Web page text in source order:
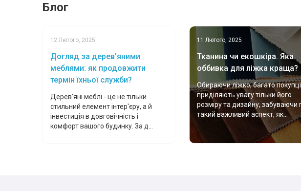
Блог
12 Лютого, 2025
Догляд за дерев'яними
меблями: як продовжити
термін їхньої служби?
Дерев'яні меблі - це не тільки
стильний елемент інтер'єру, а й
інвестиція в довговічність і
комфорт вашого будинку. За д...
11 Лютого, 2025
Тканина чи екошкіра. Яка
оббивка для ліжка краща?
Обираючи ліжко, багато
приділяють увагу тільки його
розміру та дизайну, забуваючи
такий важливий аспект, як...